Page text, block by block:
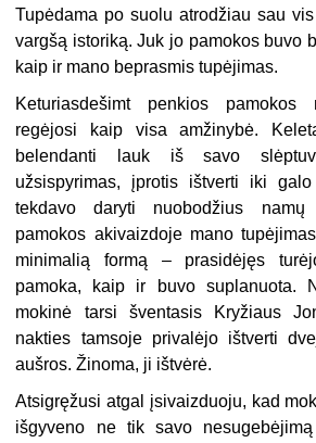
Tupėdama po suolu atrodžiau sau
vargšą istoriką. Juk jo pamokos buvo
kaip ir mano beprasmis tupėjimas.
Keturiasdešimt penkios
regėjosi kaip visa amžinybė.
belendanti lauk iš savo
užsispyrimas, įprotis ištverti iki
tekdavo daryti nuobodžius namų
pamokos akivaizdoje mano
minimalią formą – prasidėjęs
pamoka, kaip ir buvo suplanuota.
mokinė tarsi šventasis Kryžiaus
nakties tamsoje privalėjo ištverti
aušros. Žinoma, ji ištvėrė.
Atsigręžusi atgal įsivaizduoju, kad
išgyveno ne tik savo